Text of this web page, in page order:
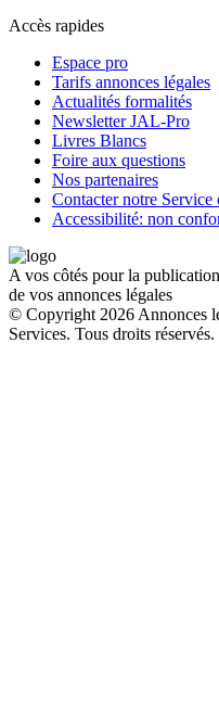
Accès rapides
Espace pro
Tarifs annonces légales
Actualités formalités
Newsletter JAL-Pro
Livres Blancs
Foire aux questions
Nos partenaires
Contacter notre Service
Accessibilité: non
A vos côtés pour la publication
de vos annonces légales
© Copyright 2026 Annonces
Services. Tous droits réservés.